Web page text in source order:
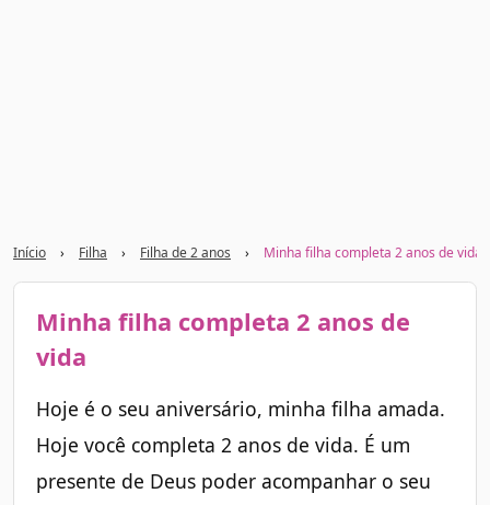
Início › Filha › Filha de 2 anos › Minha filha completa 2 anos de vida
Minha filha completa 2 anos de
vida
Hoje é o seu aniversário, minha filha amada.
Hoje você completa 2 anos de vida. É um
presente de Deus poder acompanhar o seu